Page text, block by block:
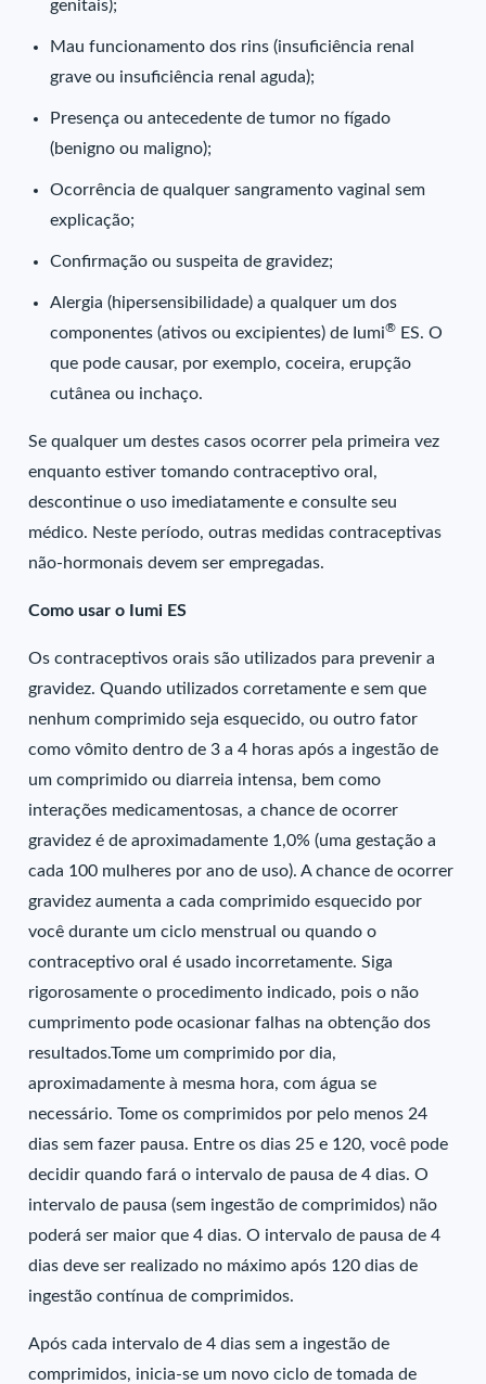
genitais);
Mau funcionamento dos rins (insuficiência renal
grave ou insuficiência renal aguda);
Presença ou antecedente de tumor no fígado
(benigno ou maligno);
Ocorrência de qualquer sangramento vaginal sem
explicação;
Confirmação ou suspeita de gravidez;
Alergia (hipersensibilidade) a qualquer um dos
componentes (ativos ou excipientes) de Iumi® ES. O
que pode causar, por exemplo, coceira, erupção
cutânea ou inchaço.
Se qualquer um destes casos ocorrer pela primeira vez
enquanto estiver tomando contraceptivo oral,
descontinue o uso imediatamente e consulte seu
médico. Neste período, outras medidas contraceptivas
não-hormonais devem ser empregadas.
Como usar o Iumi ES
Os contraceptivos orais são utilizados para prevenir a
gravidez. Quando utilizados corretamente e sem que
nenhum comprimido seja esquecido, ou outro fator
como vômito dentro de 3 a 4 horas após a ingestão de
um comprimido ou diarreia intensa, bem como
interações medicamentosas, a chance de ocorrer
gravidez é de aproximadamente 1,0% (uma gestação a
cada 100 mulheres por ano de uso). A chance de ocorrer
gravidez aumenta a cada comprimido esquecido por
você durante um ciclo menstrual ou quando o
contraceptivo oral é usado incorretamente. Siga
rigorosamente o procedimento indicado, pois o não
cumprimento pode ocasionar falhas na obtenção dos
resultados.Tome um comprimido por dia,
aproximadamente à mesma hora, com água se
necessário. Tome os comprimidos por pelo menos 24
dias sem fazer pausa. Entre os dias 25 e 120, você pode
decidir quando fará o intervalo de pausa de 4 dias. O
intervalo de pausa (sem ingestão de comprimidos) não
poderá ser maior que 4 dias. O intervalo de pausa de 4
dias deve ser realizado no máximo após 120 dias de
ingestão contínua de comprimidos.
Após cada intervalo de 4 dias sem a ingestão de
comprimidos, inicia-se um novo ciclo de tomada de